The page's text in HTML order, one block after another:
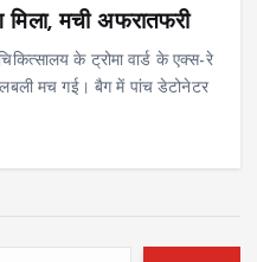
मची अफरातफरी
के ट्रोमा वार्ड के एक्स-रे
मच गई। बैग में पांच डेटोनेटर